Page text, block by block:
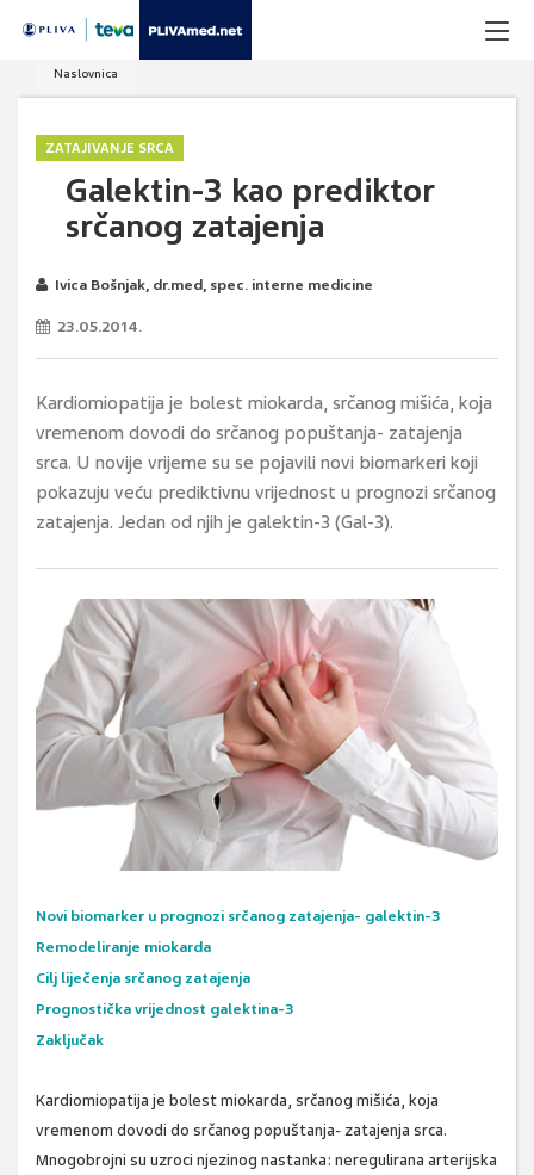
Naslovnica
ZATAJIVANJE SRCA
Galektin-3 kao prediktor
srčanog zatajenja
Ivica Bošnjak, dr.med, spec. interne medicine
23.05.2014.
Kardiomiopatija je bolest miokarda, srčanog mišića, koja
vremenom dovodi do srčanog popuštanja- zatajenja
srca. U novije vrijeme su se pojavili novi biomarkeri koji
pokazuju veću prediktivnu vrijednost u prognozi srčanog
zatajenja. Jedan od njih je galektin-3 (Gal-3).
Novi biomarker u prognozi srčanog zatajenja- galektin-3
Remodeliranje miokarda
Cilj liječenja srčanog zatajenja
Prognostička vrijednost galektina-3
Zaključak
Kardiomiopatija je bolest miokarda, srčanog mišića, koja
vremenom dovodi do srčanog popuštanja- zatajenja srca.
Mnogobrojni su uzroci njezinog nastanka: neregulirana arterijska